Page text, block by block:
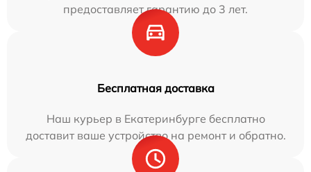
предоставляет гарантию до 3 лет.
Бесплатная доставка
Наш курьер в Екатеринбурге бесплатно
доставит ваше устройство на ремонт и обратно.